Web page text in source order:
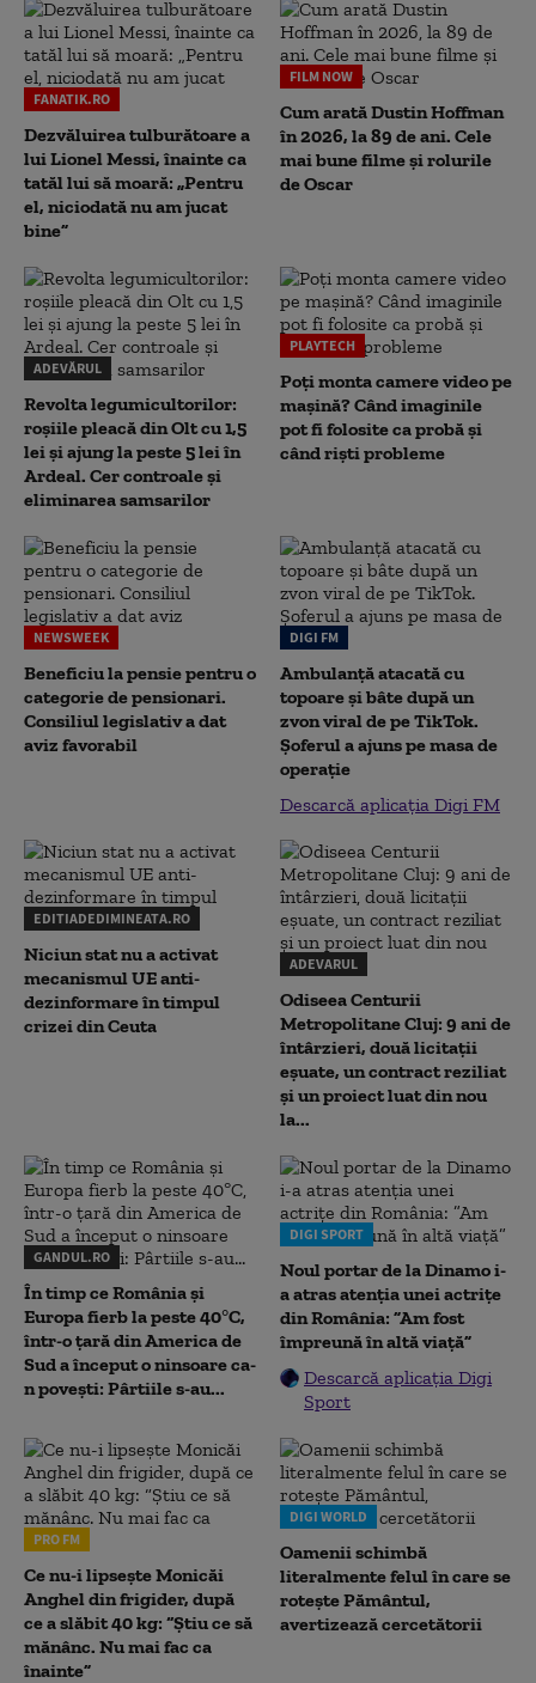
FANATIK.RO
Dezvăluirea tulburătoare a
lui Lionel Messi, înainte ca
tatăl lui să moară: „Pentru
el, niciodată nu am jucat
bine”
FILM NOW
Cum arată Dustin Hoffman
în 2026, la 89 de ani. Cele
mai bune filme și rolurile
de Oscar
ADEVĂRUL
Revolta legumicultorilor:
roșiile pleacă din Olt cu 1,5
lei și ajung la peste 5 lei în
Ardeal. Cer controale și
eliminarea samsarilor
PLAYTECH
Poți monta camere video pe
mașină? Când imaginile
pot fi folosite ca probă și
când riști probleme
NEWSWEEK
Beneficiu la pensie pentru o
categorie de pensionari.
Consiliul legislativ a dat
aviz favorabil
DIGI FM
Ambulanță atacată cu
topoare și bâte după un
zvon viral de pe TikTok.
Șoferul a ajuns pe masa de
operație
Descarcă aplicația Digi FM
EDITIADEDIMINEATA.RO
Niciun stat nu a activat
mecanismul UE anti-
dezinformare în timpul
crizei din Ceuta
ADEVARUL
Odiseea Centurii
Metropolitane Cluj: 9 ani de
întârzieri, două licitații
eșuate, un contract reziliat
și un proiect luat din nou
la...
GANDUL.RO
În timp ce România și
Europa fierb la peste 40°C,
într-o țară din America de
Sud a început o ninsoare ca-
n povești: Pârtiile s-au...
DIGI SPORT
Noul portar de la Dinamo i-
a atras atenția unei actrițe
din România: ”Am fost
împreună în altă viață”
Descarcă aplicația Digi
Sport
PRO FM
Ce nu-i lipsește Monicăi
Anghel din frigider, după
ce a slăbit 40 kg: “Știu ce să
mănânc. Nu mai fac ca
înainte”
DIGI WORLD
Oamenii schimbă
literalmente felul în care se
rotește Pământul,
avertizează cercetătorii